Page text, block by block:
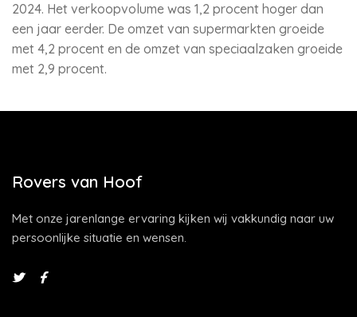
2024. Het verkoopvolume was 1,2 procent hoger dan
een jaar eerder. De omzet van supermarkten groeide
met 4,2 procent en de omzet van speciaalzaken groeide
met 2,9 procent.
Rovers van Hoof
Met onze jarenlange ervaring kijken wij vakkundig naar uw
persoonlijke situatie en wensen.